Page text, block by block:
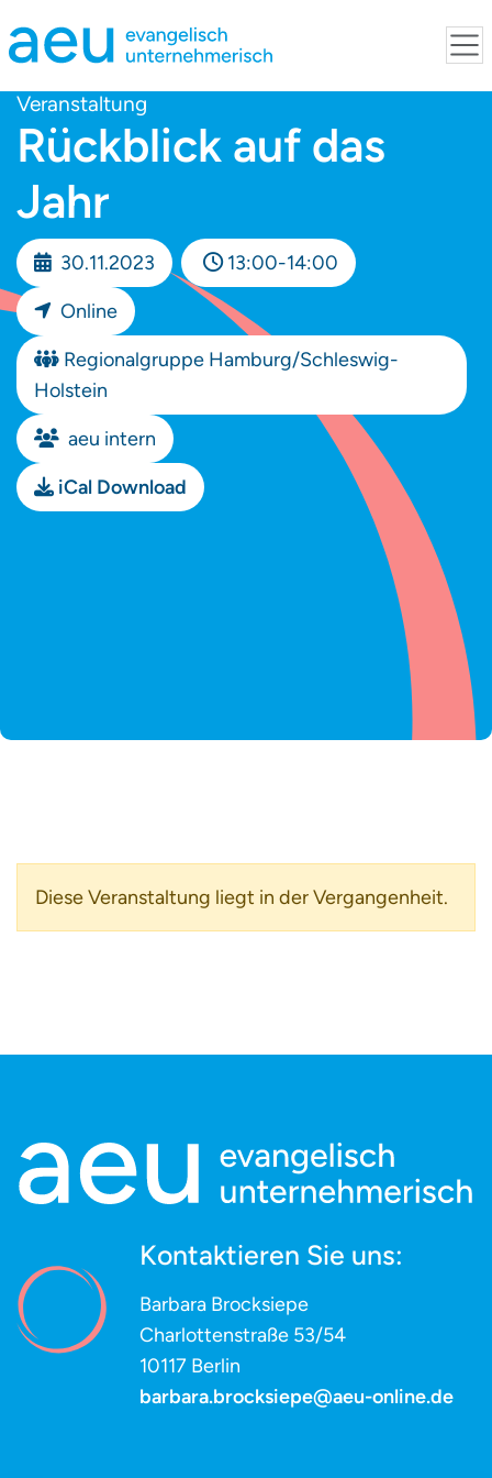
Veranstaltung
Rückblick auf das
Jahr
30.11.2023
13:00-14:00
Online
Regionalgruppe Hamburg/Schleswig-
Holstein
aeu intern
iCal Download
Diese Veranstaltung liegt in der Vergangenheit.
Kontaktieren Sie uns:
Barbara Brocksiepe
Charlottenstraße 53/54
10117 Berlin
barbara.brocksiepe@aeu-online.de